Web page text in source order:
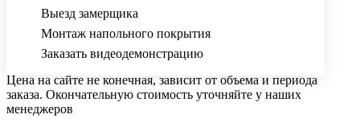
Выезд замерщика
Монтаж напольного покрытия
Заказать видеодемонстрацию
Цена на сайте не конечная, зависит от объема и периода
заказа. Окончательную стоимость уточняйте у наших
менеджеров